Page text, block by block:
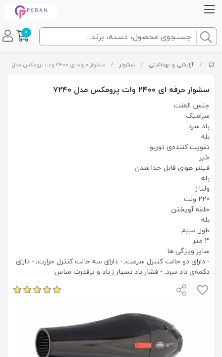
0
/ آرایشی و بهداشتی / سشوار / سشوار حرفه ای ۲۴۰۰ وات پرومکس مدل ۷۲۴۰
سشوار حرفه ای ۲۴۰۰ وات پرومکس مدل ۷۲۴۰
جنس المنت
سرامیک
باد سرد
بله
تقویت کننده‌ی توربو
خیر
فیلتر هوای قابل جدا شدن
بله
ولتاژ
220 ولت
حلقه آویختن
بله
طول سیم
3 متر
سایر ویژگی ها
- دارای دو حالت کنترل سرعت, - دارای سه حالت کنترل حرارت, - دارای
دکمه‌ی باد سرد, - فشار باد بسیار زیاد و پرقدرت مناس